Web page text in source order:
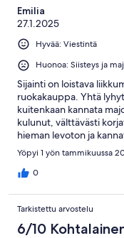
Emilia
27.1.2025
Hyvää: Viestintä
Huonoa: Siisteys ja
Sijainti on loistava
ruokakauppa. Yhtä
kuitenkaan kannata
kulunut, välttävästi
hieman levoton ja
majoittujat eivät ole
Yöpyi 1 yön tammikuussa
0
Tarkistettu arvostelu
6/10